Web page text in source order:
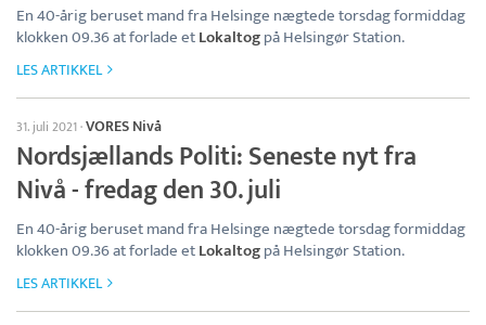
En 40-årig beruset mand fra Helsinge nægtede torsdag formiddag
klokken 09.36 at forlade etLokaltogpå Helsingør Station.
LES ARTIKKEL
31. juli 2021·VORES Nivå
Nordsjællands Politi: Seneste nyt fra
Nivå - fredag den 30. juli
En 40-årig beruset mand fra Helsinge nægtede torsdag formiddag
klokken 09.36 at forlade etLokaltogpå Helsingør Station.
LES ARTIKKEL